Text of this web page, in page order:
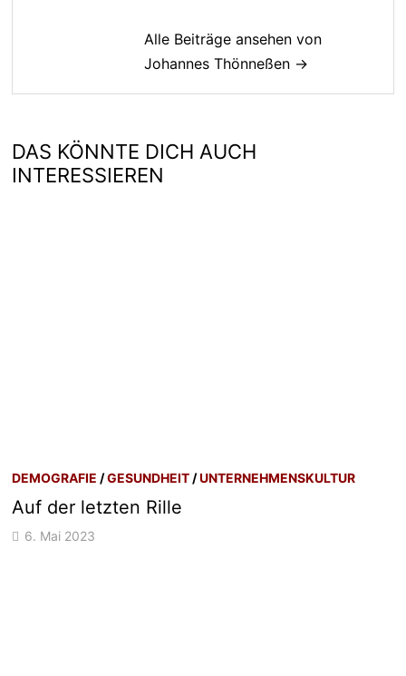
Alle Beiträge ansehen von
Johannes Thönneßen →
DAS KÖNNTE DICH AUCH
INTERESSIEREN
DEMOGRAFIE /GESUNDHEIT /UNTERNEHMENSKULTUR
Auf der letzten Rille
6. Mai 2023